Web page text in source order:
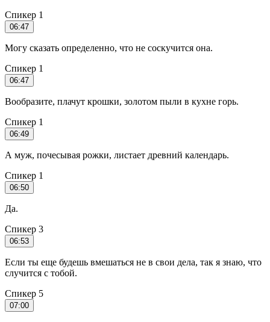
Спикер 1
06:47
Могу сказать определенно, что не соскучится она.
Спикер 1
06:47
Вообразите, плачут крошки, золотом пыли в кухне горь.
Спикер 1
06:49
А муж, почесывая рожки, листает древний календарь.
Спикер 1
06:50
Да.
Спикер 3
06:53
Если ты еще будешь вмешаться не в свои дела, так я знаю, что
случится с тобой.
Спикер 5
07:00